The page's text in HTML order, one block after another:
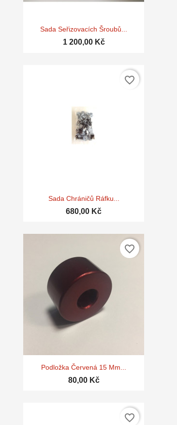
Rychlý náhled
Sada Seřizovacích Šroubů...
1 200,00 Kč
 Rychlý náhled
Sada Chráničů Ráfku...
680,00 Kč
favorite_border
Rychlý náhled
Podložka Červená 15 Mm...
80,00 Kč
favorite_border
favorite_border